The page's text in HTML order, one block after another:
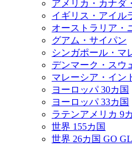
アメリカ・カナダ
イギリス・アイル
オーストラリア・
グアム・サイパン
シンガポール・マ
デンマーク・スウ
マレーシア・イン
ヨーロッパ 30カ国
ヨーロッパ 33カ国
ラテンアメリカ 9
世界 155カ国
世界 26カ国 GO